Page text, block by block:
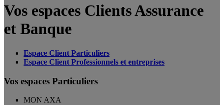
Vos espaces Clients Assurance
et Banque
Espace Client Particuliers
Espace Client Professionnels et entreprises
Vos espaces Particuliers
MON AXA